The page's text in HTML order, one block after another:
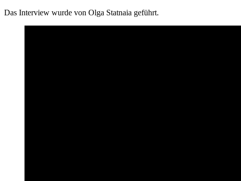
Das Interview wurde von Olga Statnaia geführt.